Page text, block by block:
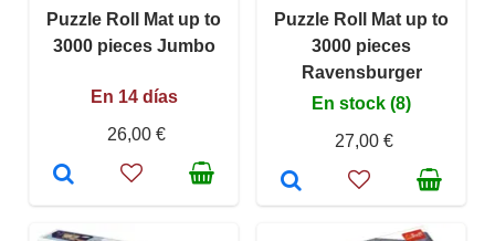
Puzzle Roll Mat up to
3000 pieces Jumbo
En 14 días
26,00 €
Puzzle Roll Mat up to
3000 pieces
Ravensburger
En stock (8)
27,00 €